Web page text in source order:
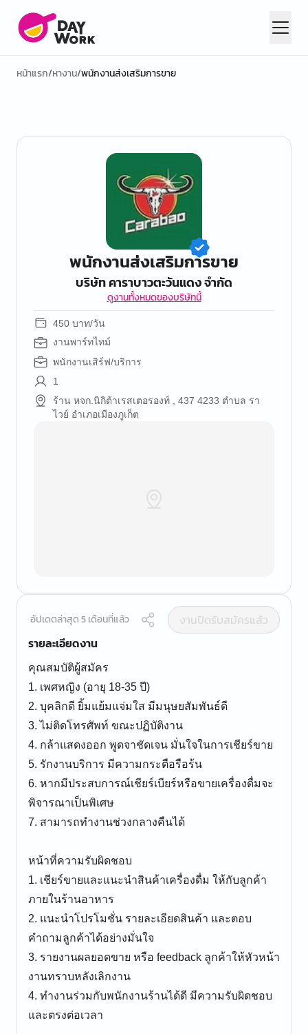
หน้าแรก/หางาน/พนักงานส่งเสริมการขาย
พนักงานส่งเสริมการขาย
บริษัท คาราบาวตะวันแดง จำกัด
ดูงานทั้งหมดของบริษัทนี้
450 บาท/วัน
งานพาร์ทไทม์
พนักงานเสิร์ฟ/บริการ
1
ร้าน หจก.นิกิต้าเรสเตอรองท์ , 437 4233 ตำบล รา
ไวย์ อำเภอเมืองภูเก็ต
อัปเดตล่าสุด 5 เดือนที่แล้ว
งานปิดรับสมัครแล้ว
รายละเอียดงาน
คุณสมบัติผู้สมัคร
1. เพศหญิง (อายุ 18-35 ปี)
2. บุคลิกดี ยิ้มแย้มแจ่มใส มีมนุษยสัมพันธ์ดี
3. ไม่ติดโทรศัพท์ ขณะปฏิบัติงาน
4. กล้าแสดงออก พูดจาชัดเจน มั่นใจในการเชียร์ขาย
5. รักงานบริการ มีความกระตือรือร้น
6. หากมีประสบการณ์เชียร์เบียร์หรือขายเครื่องดื่มจะ
พิจารณาเป็นพิเศษ
7. สามารถทำงานช่วงกลางคืนได้
หน้าที่ความรับผิดชอบ
1. เชียร์ขายและแนะนำสินค้าเครื่องดื่ม ให้กับลูกค้า
ภายในร้านอาหาร
2. แนะนำโปรโมชั่น รายละเอียดสินค้า และตอบ
คำถามลูกค้าได้อย่างมั่นใจ
3. รายงานผลยอดขาย หรือ feedback ลูกค้าให้หัวหน้า
งานทราบหลังเลิกงาน
4. ทำงานร่วมกับพนักงานร้านได้ดี มีความรับผิดชอบ
และตรงต่อเวลา